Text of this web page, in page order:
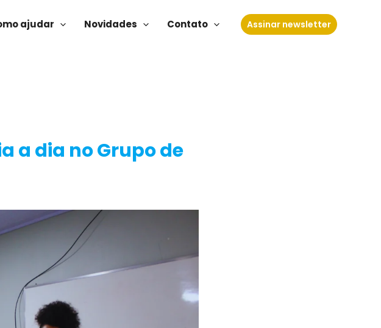
ajudar Novidades Contato Assinar newsletter
a dia no Grupo de